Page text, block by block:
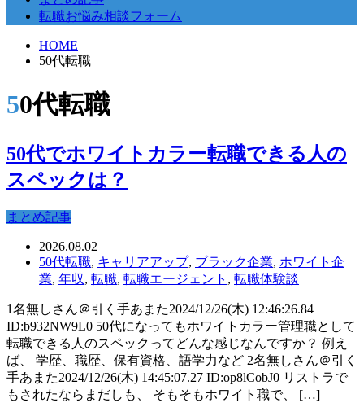
転職お悩み相談フォーム
HOME
50代転職
50代転職
50代でホワイトカラー転職できる人の
スペックは？
まとめ記事
2026.08.02
50代転職, キャリアアップ, ブラック企業, ホワイト企
業, 年収, 転職, 転職エージェント , 転職体験談
1名無しさん＠引く手あまた2024/12/26(木) 12:46:26.84
ID:b932NW9L0 50代になってもホワイトカラー管理職として
転職できる人のスペックってどんな感じなんですか？ 例え
ば、 学歴、職歴、保有資格、語学力など 2名無しさん＠引く
手あまた2024/12/26(木) 14:45:07.27 ID:op8lCobJ0 リストラで
もされたならまだしも、 そもそもホワイト職で、 […]